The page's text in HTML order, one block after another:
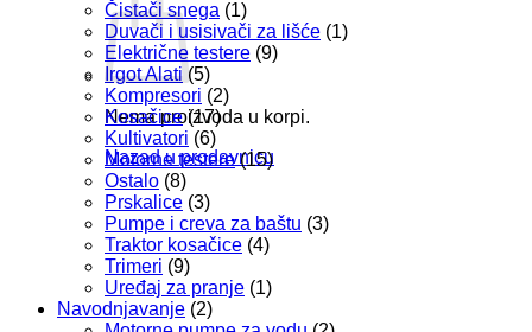
Nema proizvoda u korpi.
Nazad u prodavnicu
Čistači snega (1)
Duvači i usisivači za lišće (1)
Električne testere (9)
Irgot Alati (5)
Kompresori (2)
Kosačice (17)
Kultivatori (6)
Motorne testere (15)
Ostalo (8)
Prskalice (3)
Pumpe i creva za baštu (3)
Traktor kosačice (4)
Trimeri (9)
Uređaj za pranje (1)
Navodnjavanje (2)